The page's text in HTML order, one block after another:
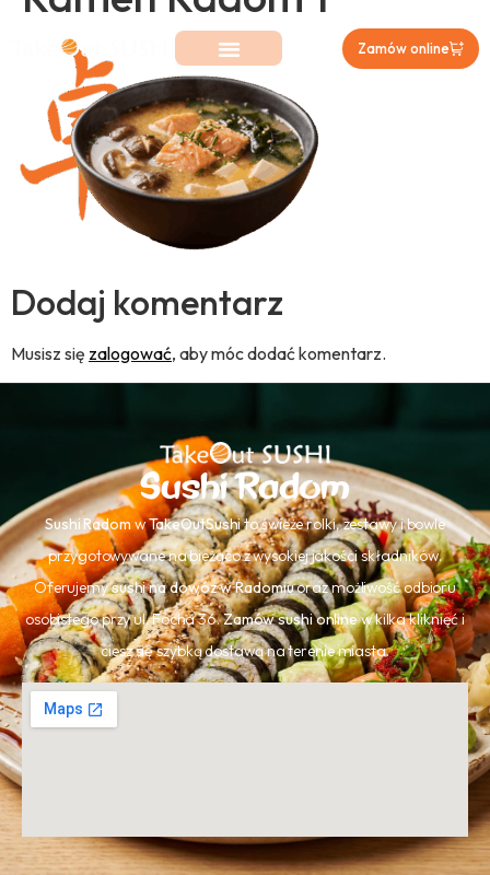
Zamów online
Dodaj komentarz
Musisz się zalogować, aby móc dodać komentarz.
Sushi Radom
Sushi RadomwTakeOutSushito świeże rolki, zestawy i bowle
przygotowywane na bieżąco z wysokiej jakości składników.
Oferujemysushi na dowóz w Radomiuoraz możliwość odbioru
osobistego przy ul. Focha 36.Zamów sushi onlinew kilka kliknięć i
ciesz się szybką dostawą na terenie miasta.